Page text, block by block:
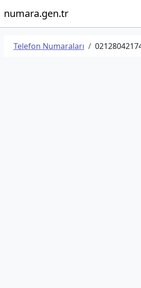
numara.gen.tr
Telefon Numaraları